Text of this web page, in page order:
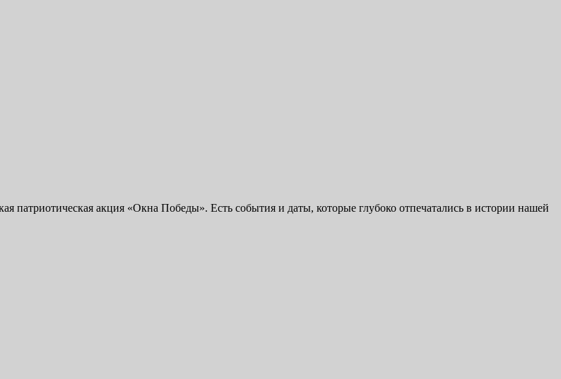
акция «Окна Победы». Есть события и даты, которые глубоко отпечатались в истории нашей